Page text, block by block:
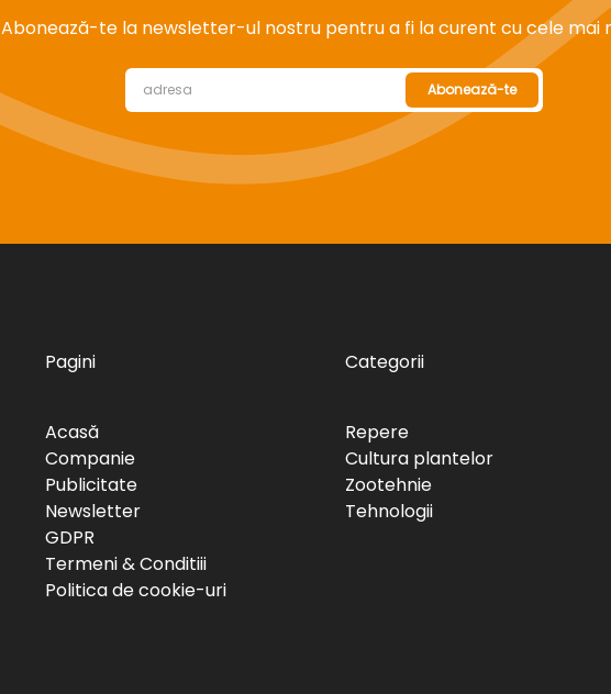
Abonează-te la newsletter-ul nostru pentru a fi la curent cu cele mai
Abonează-te
Pagini
Acasă
Companie
Publicitate
Newsletter
GDPR
Termeni & Conditiii
Politica de cookie-uri
Categorii
Repere
Cultura plantelor
Zootehnie
Tehnologii